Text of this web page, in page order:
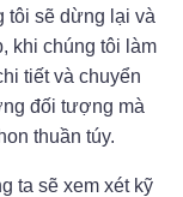
tôi sẽ dừng lại và
khi chúng tôi làm
tiết và chuyển
đối tượng mà
thuần túy.
ta sẽ xem xét kỹ